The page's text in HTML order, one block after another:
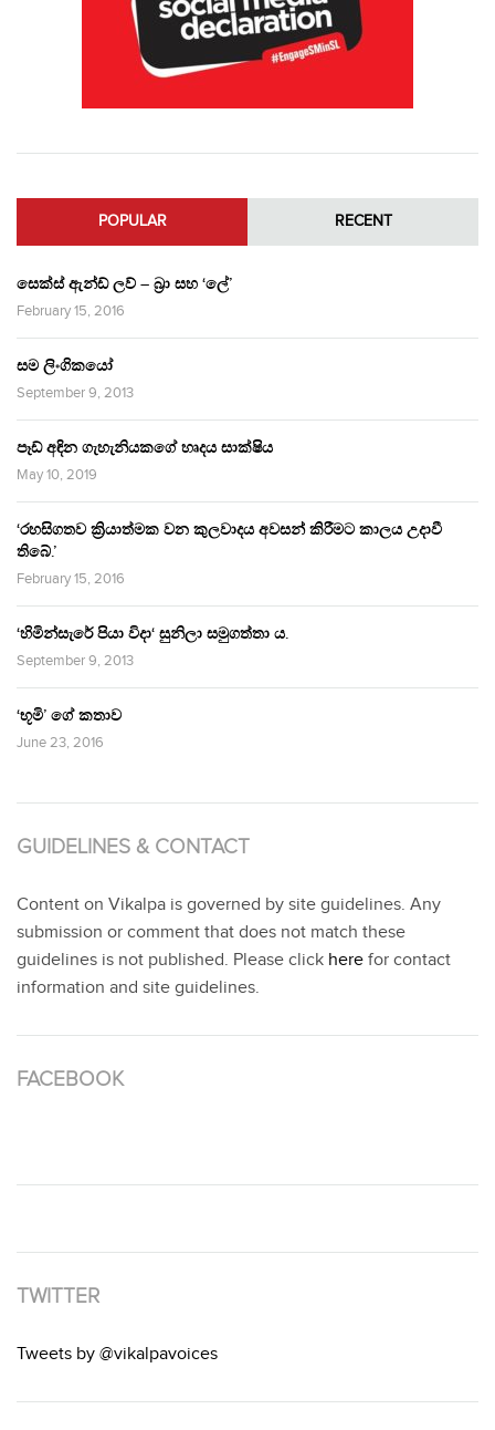
POPULAR RECENT
සෙක්ස් ඇන්ඩ් ලව් – බ්‍රා සහ ‘ලේ’
February 15, 2016
සම ලිංගිකයෝ
September 9, 2013
පෑඩ් අඳින ගැහැනියකගේ හෘදය සාක්ෂිය
May 10, 2019
‘රහසිගතව ක්‍රියාත්මක වන කුලවාදය අවසන් කිරීමට කාලය උදාවී
තිබේ.’
February 15, 2016
‘හිමින්සැරේ පියා විදා‘ සුනිලා සමුගත්තා ය.
September 9, 2013
‘භූමි’ ගේ කතාව
June 23, 2016
GUIDELINES & CONTACT
Content on Vikalpa is governed by site guidelines. Any
submission or comment that does not match these
guidelines is not published. Please click here for contact
information and site guidelines.
FACEBOOK
TWITTER
Tweets by @vikalpavoices